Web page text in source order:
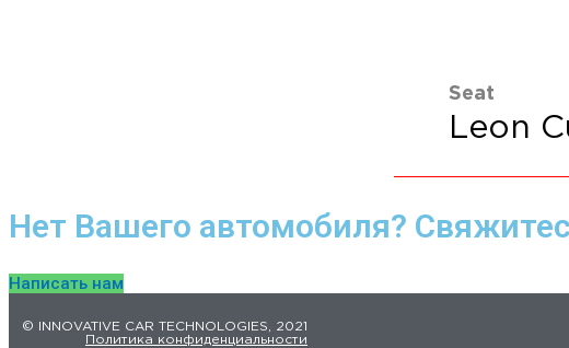
Seat
Leon
Нет Вашего автомобиля?
Написать нам
© INNOVATIVE CAR TECHNOLOGIES, 2021
Политика конфиденциальности